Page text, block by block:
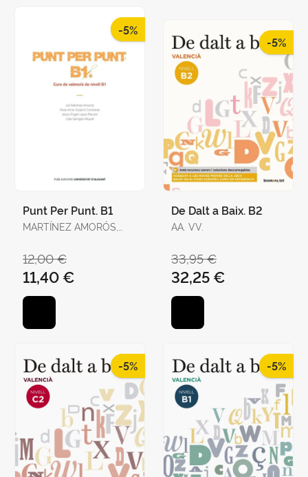
-5%
Punt Per Punt. B1
MARTÍNEZ AMORÓS,
ANNA / LÓPEZ RAMÓN,
JESÚS ÁNGEL /
GARRIGÓS MIQUEL,
LÍDIA
12,00 €
11,40 €
-5%
De Dalt a Baix. B2
AA. VV.
33,95 €
32,25 €
-5% -5%